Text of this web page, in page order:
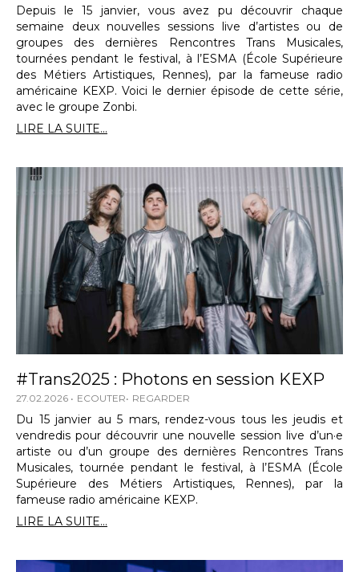
Depuis le 15 janvier, vous avez pu découvrir chaque
semaine deux nouvelles sessions live d’artistes ou de
groupes des dernières Rencontres Trans Musicales,
tournées pendant le festival, à l’ESMA (École Supérieure
des Métiers Artistiques, Rennes), par la fameuse radio
américaine KEXP. Voici le dernier épisode de cette série,
avec le groupe Zonbi.
LIRE LA SUITE...
#Trans2025 : Photons en session KEXP
27.02.2026 ECOUTER REGARDER
Du 15 janvier au 5 mars, rendez-vous tous les jeudis et
vendredis pour découvrir une nouvelle session live d’un·e
artiste ou d’un groupe des dernières Rencontres Trans
Musicales, tournée pendant le festival, à l’ESMA (École
Supérieure des Métiers Artistiques, Rennes), par la
fameuse radio américaine KEXP.
LIRE LA SUITE...